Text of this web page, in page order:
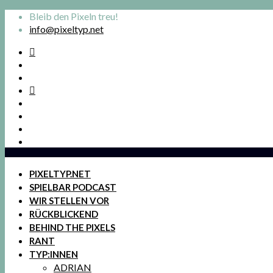
Bleib den Pixeln treu!
info@pixeltyp.net
PIXELTYP.NET
SPIELBAR PODCAST
WIR STELLEN VOR
RÜCKBLICKEND
BEHIND THE PIXELS
RANT
TYP:INNEN
ADRIAN